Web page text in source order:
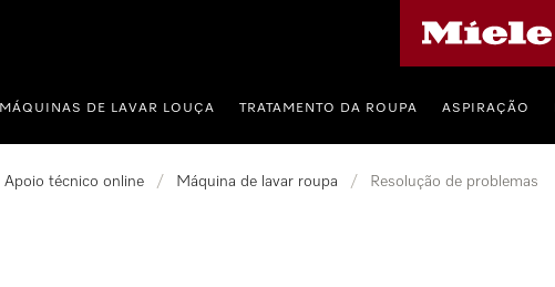
MÁQUINAS DE LAVAR LOUÇA TRATAMENTO DA ROUPA ASPIRAÇÃO
Apoio técnico online / Máquina de lavar roupa / Resolução de problemas